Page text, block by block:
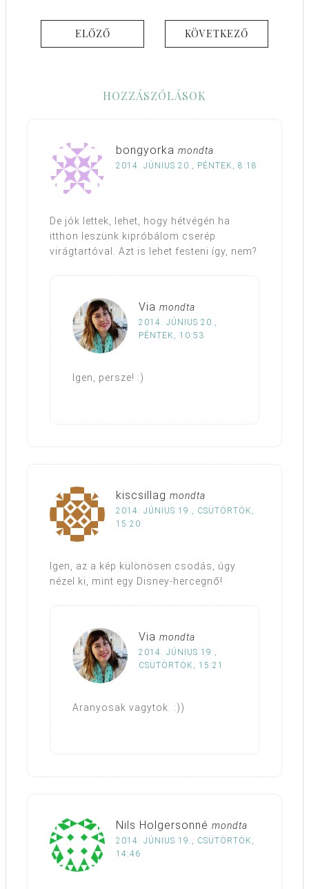
ELŐZŐ KÖVETKEZŐ
HOZZÁSZÓLÁSOK
bongyorka mondta
2014. JÚNIUS 20., PÉNTEK, 8:18
De jók lettek, lehet, hogy hétvégén ha
itthon leszünk kipróbálom cserép
virágtartóval. Azt is lehet festeni így, nem?
Via mondta
2014. JÚNIUS 20.,
PÉNTEK, 10:53
Igen, persze! :)
kiscsillag mondta
2014. JÚNIUS 19., CSÜTÖRTÖK,
15:20
Igen, az a kép különösen csodás, úgy
nézel ki, mint egy Disney-hercegnő!
Via mondta
2014. JÚNIUS 19.,
CSÜTÖRTÖK, 15:21
Aranyosak vagytok. :))
Nils Holgersonné mondta
2014. JÚNIUS 19., CSÜTÖRTÖK,
14:46